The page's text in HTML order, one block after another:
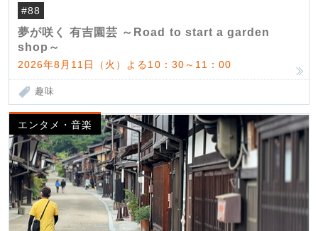
#88
夢が咲く 有吉園芸 ～Road to start a garden
shop～
2026年8月11日（火）よる10：30～11：00
趣味
エンタメ・音楽